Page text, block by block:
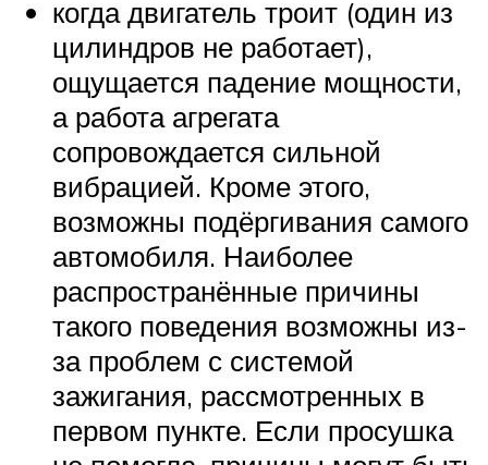
когда двигатель троит (один из
цилиндров не работает),
ощущается падение мощности,
а работа агрегата
сопровождается сильной
вибрацией. Кроме этого,
возможны подёргивания самого
автомобиля. Наиболее
распространённые причины
такого поведения возможны из-
за проблем с системой
зажигания, рассмотренных в
первом пункте. Если просушка